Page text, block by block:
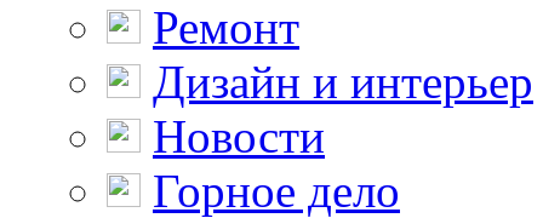
Ремонт
Дизайн и интерьер
Новости
Горное дело